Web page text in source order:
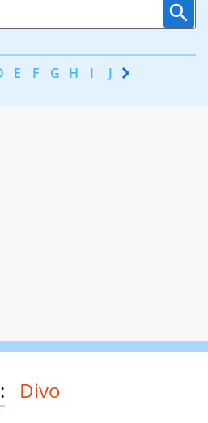
E F G H I J K
Divo